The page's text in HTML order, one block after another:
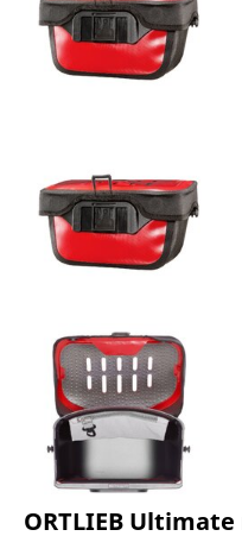
ORTLIEB